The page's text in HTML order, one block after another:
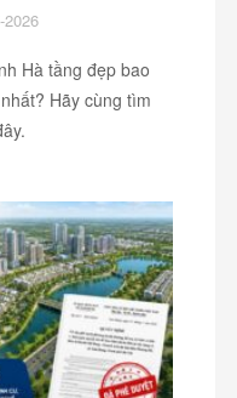
2026
Hà tầng đẹp bao
Hãy cùng tìm